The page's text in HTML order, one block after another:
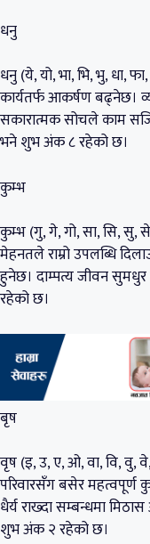
धनु
धनु (ये, यो, भा, भि, भु, धा,
कार्यतर्फ आकर्षण बढ्नेछ।
सकारात्मक सोचले काम
भने शुभ अंक ८ रहेको छ।
कुम्भ
कुम्भ (गु, गे, गो, सा, सि, सु,
मेहनतले राम्रो उपलब्धि
हुनेछ। दाम्पत्य जीवन
रहेको छ।
बृष
वृष (इ, उ, ए, ओ, वा, वि, वु,
परिवारसँग बसेर
धैर्य राख्दा सम्बन्धमा
शुभ अंक २ रहेको छ।